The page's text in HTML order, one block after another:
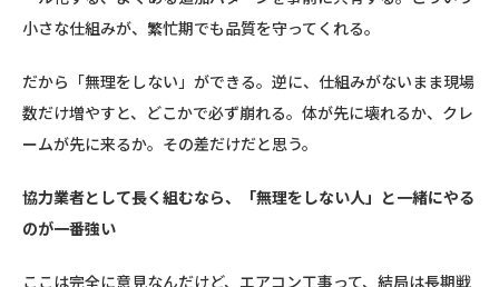
小さな仕組みが、繁忙期でも品質を守ってくれる。
だから「無理をしない」ができる。逆に、仕組みがないまま現場
数だけ増やすと、どこかで必ず崩れる。体が先に壊れるか、クレ
ームが先に来るか。その差だけだと思う。
協力業者として長く組むなら、「無理をしない人」と一緒にやる
のが一番強い
ここは完全に意見なんだけど、エアコン工事って、結局は長期戦